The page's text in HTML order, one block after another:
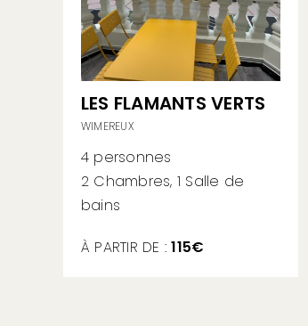
LES FLAMANTS VERTS
WIMEREUX
4 personnes
2 Chambres, 1 Salle de
bains
À PARTIR DE :115€